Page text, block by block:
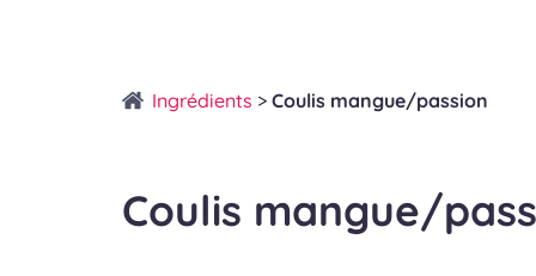
Ingrédients > Coulis mangue/passion
Coulis mangue/